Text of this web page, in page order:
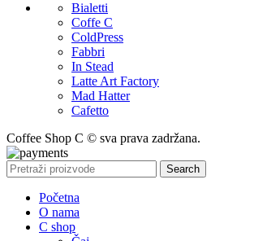
Bialetti
Coffe C
ColdPress
Fabbri
In Stead
Latte Art Factory
Mad Hatter
Cafetto
Coffee Shop C © sva prava zadržana.
Search
Početna
O nama
C shop